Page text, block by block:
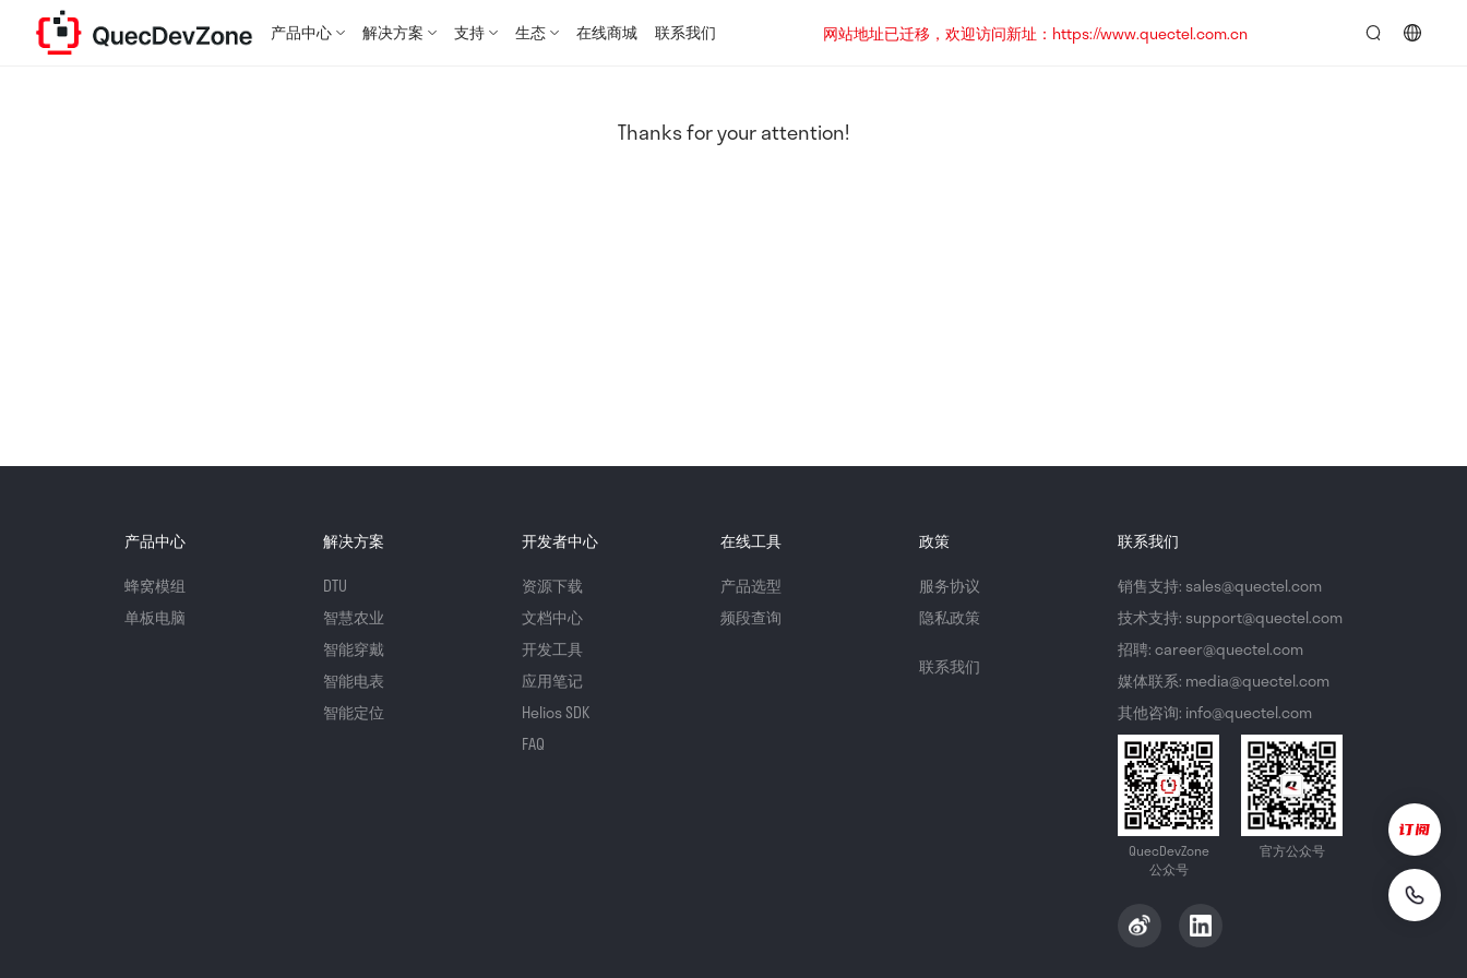
产品中心 解决方案 支持 生态 在线商城 联系我们
网站地址已迁移，欢迎访问新址：https://www.quectel.com.cn
Thanks for your attention!
产品中心
蜂窝模组
单板电脑
解决方案
DTU
智慧农业
智能穿戴
智能电表
智能定位
开发者中心
资源下载
文档中心
开发工具
应用笔记
Helios SDK
FAQ
在线工具
产品选型
频段查询
政策
服务协议
隐私政策
联系我们
联系我们
销售支持: sales@quectel.com
技术支持: support@quectel.com
招聘: career@quectel.com
媒体联系: media@quectel.com
其他咨询: info@quectel.com
QuecDevZone
公众号
官方公众号